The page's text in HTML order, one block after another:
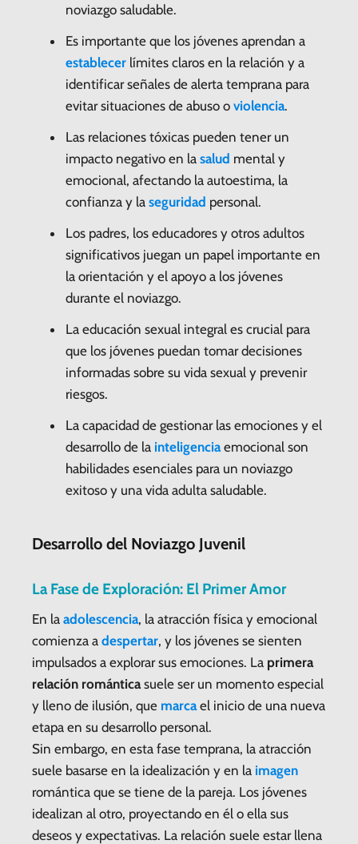
noviazgo saludable.
Es importante que los jóvenes aprendan a
establecer límites claros en la relación y a
identificar señales de alerta temprana para
evitar situaciones de abuso o violencia.
Las relaciones tóxicas pueden tener un
impacto negativo en la salud mental y
emocional, afectando la autoestima, la
confianza y la seguridad personal.
Los padres, los educadores y otros adultos
significativos juegan un papel importante en
la orientación y el apoyo a los jóvenes
durante el noviazgo.
La educación sexual integral es crucial para
que los jóvenes puedan tomar decisiones
informadas sobre su vida sexual y prevenir
riesgos.
La capacidad de gestionar las emociones y el
desarrollo de la inteligenciaemocional son
habilidades esenciales para un noviazgo
exitoso y una vida adulta saludable.
Desarrollo del Noviazgo Juvenil
La Fase de Exploración: El Primer Amor
En la adolescencia, la atracción física y emocional
comienza a despertar, y los jóvenes se sienten
impulsados a explorar sus emociones. La primera
relación románticasuele ser un momento especial
y lleno de ilusión, que marcael inicio de una nueva
etapa en su desarrollo personal.
Sin embargo, en esta fase temprana, la atracción
suele basarse en la idealización y en la imagen
romántica que se tiene de la pareja. Los jóvenes
idealizan al otro, proyectando en él o ella sus
deseos y expectativas. La relación suele estar llena